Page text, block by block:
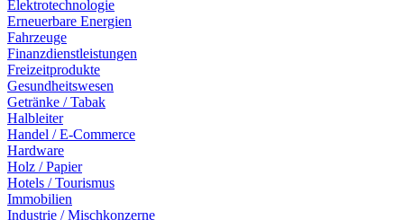
Elektrotechnologie
Erneuerbare Energien
Fahrzeuge
Finanzdienstleistungen
Freizeitprodukte
Gesundheitswesen
Getränke / Tabak
Halbleiter
Handel / E-Commerce
Hardware
Holz / Papier
Hotels / Tourismus
Immobilien
Industrie / Mischkonzerne